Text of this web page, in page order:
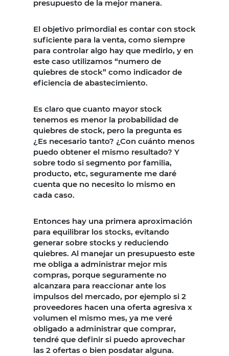
presupuesto de la mejor manera.
El objetivo primordial es contar con stock
suficiente para la venta, como siempre
para controlar algo hay que medirlo, y en
este caso utilizamos “numero de
quiebres de stock” como indicador de
eficiencia de abastecimiento.
Es claro que cuanto mayor stock
tenemos es menor la probabilidad de
quiebres de stock, pero la pregunta es
¿Es necesario tanto? ¿Con cuánto menos
puedo obtener el mismo resultado? Y
sobre todo si segmento por familia,
producto, etc, seguramente me daré
cuenta que no necesito lo mismo en
cada caso.
Entonces hay una primera aproximación
para equilibrar los stocks, evitando
generar sobre stocks y reduciendo
quiebres. Al manejar un presupuesto este
me obliga a administrar mejor mis
compras, porque seguramente no
alcanzara para reaccionar ante los
impulsos del mercado, por ejemplo si 2
proveedores hacen una oferta agresiva x
volumen el mismo mes, ya me veré
obligado a administrar que comprar,
tendré que definir si puedo aprovechar
las 2 ofertas o bien posdatar alguna.